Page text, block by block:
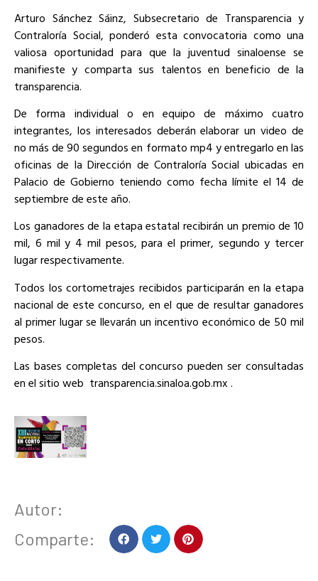
Arturo Sánchez Sáinz, Subsecretario de Transparencia y
Contraloría Social, ponderó esta convocatoria como una
valiosa oportunidad para que la juventud sinaloense se
manifieste y comparta sus talentos en beneficio de la
transparencia.
De forma individual o en equipo de máximo cuatro
integrantes, los interesados deberán elaborar un video de
no más de 90 segundos en formato mp4 y entregarlo en las
oficinas de la Dirección de Contraloría Social ubicadas en
Palacio de Gobierno teniendo como fecha límite el 14 de
septiembre de este año.
Los ganadores de la etapa estatal recibirán un premio de 10
mil, 6 mil y 4 mil pesos, para el primer, segundo y tercer
lugar respectivamente.
Todos los cortometrajes recibidos participarán en la etapa
nacional de este concurso, en el que de resultar ganadores
al primer lugar se llevarán un incentivo económico de 50 mil
pesos.
Las bases completas del concurso pueden ser consultadas
en el sitio web transparencia.sinaloa.gob.mx .
Autor:
Comparte: